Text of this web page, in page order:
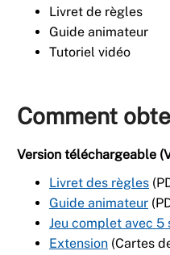
Livret de règles
Guide animateur
Tutoriel vidéo
Comment
Version téléchargeable
Livret des règles
Guide animateur
Jeu complet avec 5
Extension (Cartes